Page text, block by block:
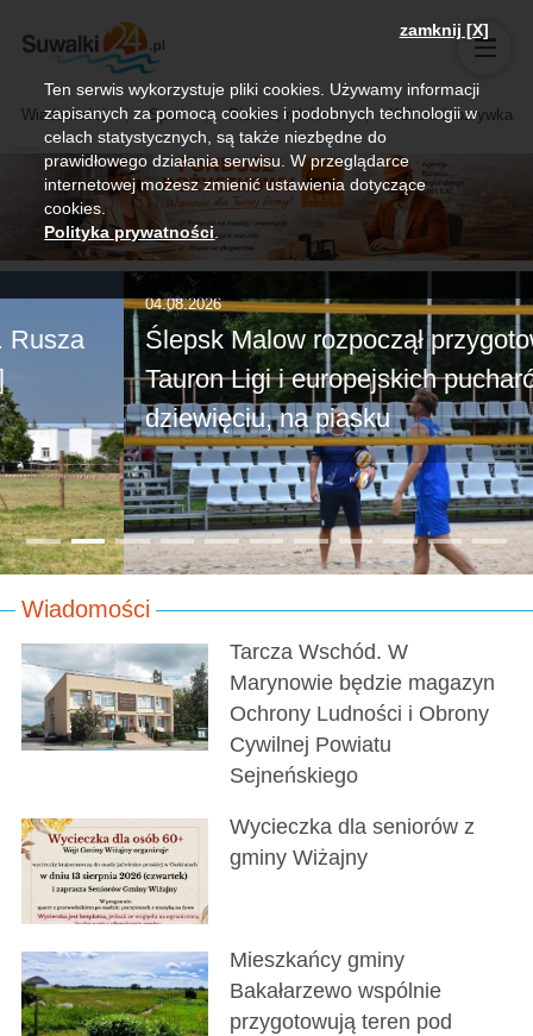
Wiadomości Sport Biznes, rolnictwo Kultura i rozrywka
04.08.2026
Ślepsk Malow rozpoczął przygotowania do
Tauron Ligi i europejskich pucharów. W
dziewięciu, na piasku
Wiadomości
Tarcza Wschód. W
Marynowie będzie magazyn
Ochrony Ludności i Obrony
Cywilnej Powiatu
Sejneńskiego
Wycieczka dla seniorów z
gminy Wiżajny
Mieszkańcy gminy
Bakałarzewo wspólnie
przygotowują teren pod
zamknij [X]
Ten serwis wykorzystuje pliki cookies. Używamy informacji
zapisanych za pomocą cookies i podobnych technologii w
celach statystycznych, są także niezbędne do
prawidłowego działania serwisu. W przeglądarce
internetowej możesz zmienić ustawienia dotyczące
cookies.
Polityka prywatności.